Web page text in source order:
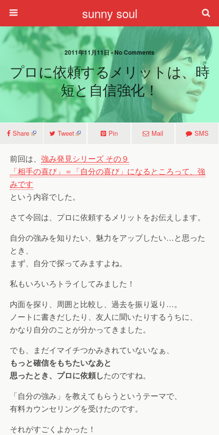
sunny soul
2011年11月11日 • No Comments
プロに依頼するメリットは、時
短と自信強化！
Share Tweet Pin Mail SMS
前回は、 強み発見シリーズ その９
「相手の喜び」＝「自分の喜び」になるところって、強
みです
という内容でした。
さて今回は、プロに依頼するメリットをお伝えします。
自分の強みを知りたい、魅力をアップしたい…と思った
とき、
まず、自分で探ってみますよね。
私もいろいろトライしてみました！
内面を探り、周囲と比較し、過去を振り返り…。
ノートに書きだしたり、友人に聞いたりするうちに、
かなり自分のことが分かってきました。
でも、まだイマイチつかみきれていないなぁ、
もっと確信をもちたいなあと
思ったとき、プロに依頼したのですね。
「自分の強み」を教えてもらうというテーマで、
有料カウンセリングを受けたのです。
それがすごくよかった！